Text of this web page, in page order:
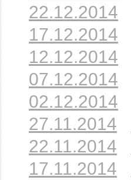
22.12.2014
17.12.2014
12.12.2014
07.12.2014
02.12.2014
27.11.2014
22.11.2014
17.11.2014